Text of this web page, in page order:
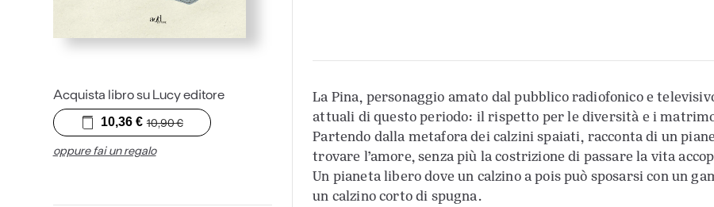
Acquista libro su Lucy editore
10,90€
10,36 €
oppure fai un regalo
La Pina, personaggio amato dal pubblico radiofonico e
attuali di questo periodo: il rispetto per le diversità e i
Partendo dalla metafora dei calzini spaiati, racconta di un
trovare l’amore, senza più la costrizione di passare la vita
Un pianeta libero dove un calzino a pois può sposarsi con un
un calzino corto di spugna.